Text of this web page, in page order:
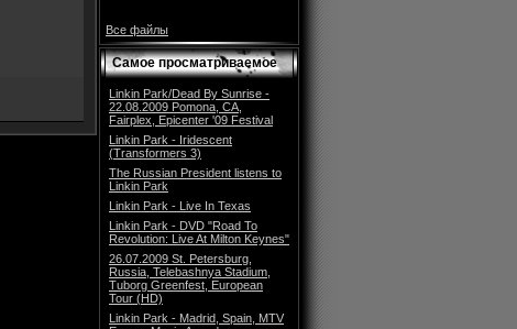
Все файлы
Самое просматриваемое
Linkin Park/Dead By Sunrise -
22.08.2009 Pomona, CA,
Fairplex, Epicenter '09 Festival
Linkin Park - Iridescent
(Transformers 3)
The Russian President listens to
Linkin Park
Linkin Park - Live In Texas
Linkin Park - DVD "Road To
Revolution: Live At Milton Keynes"
26.07.2009 St. Petersburg,
Russia, Telebashnya Stadium,
Tuborg Greenfest, European
Tour (HD)
Linkin Park - Madrid, Spain, MTV